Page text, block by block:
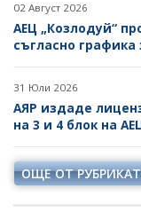
02 Август 2026
АЕЦ „Козлодуй“
съгласно
31 Юли 2026
АЯР издаде
на 3 и 4 блок на
ОЩЕ ОТ
ЕНЕРГИЙНИТЕ
РЕЗУЛТАТИ ОТ
СТУДЕНТСКИ
АДМИНИСТРАЦИЯ
ВТОРОСТЕПЕННИ
ДРУЖЕСТВА С
БИЗНЕС